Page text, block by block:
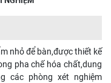
nhỏ để bàn,được thiết kế
pha chế hóa chất,dung
các phòng xét nghiệm